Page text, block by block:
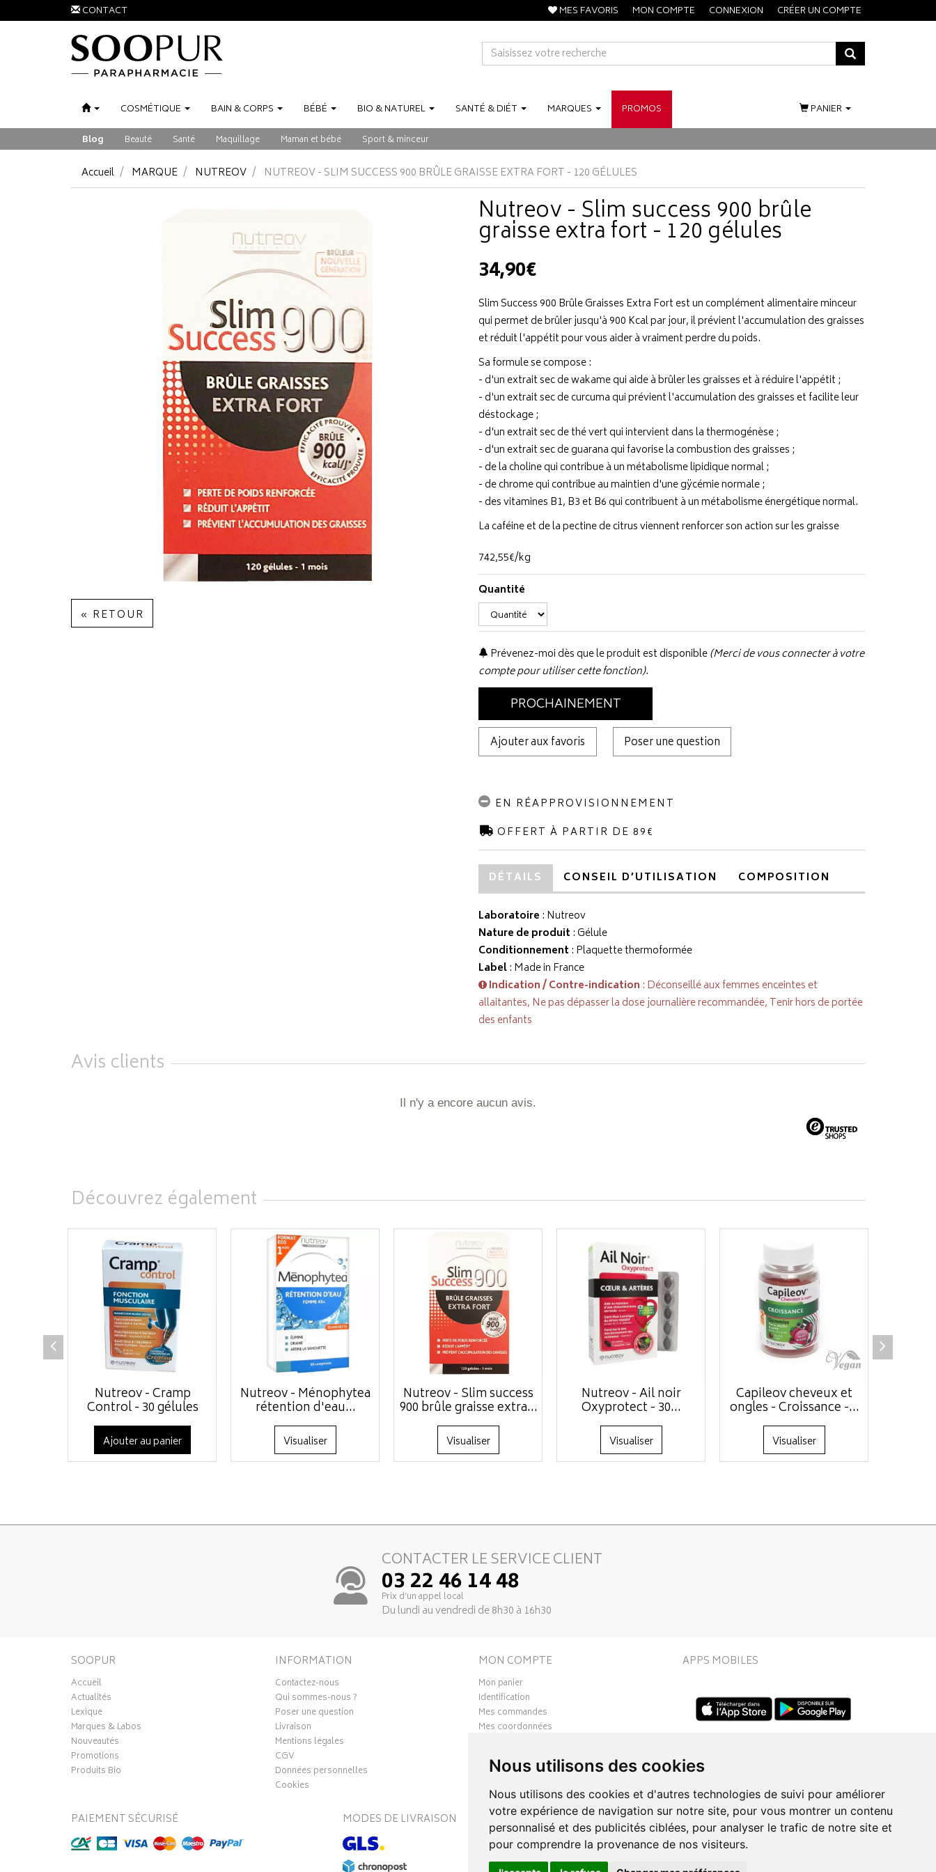
Nous utilisons des cookies
Nous utilisons des cookies et d'autres technologies de suivi pour améliorer
votre expérience de navigation sur notre site, pour vous montrer un contenu
personnalisé et des publicités ciblées, pour analyser le trafic de notre site et
pour comprendre la provenance de nos visiteurs.
CONTACT MES FAVORIS MON COMPTE CONNEXION CRÉER UN COMPTE
COSMÉTIQUE BAIN &CORPS BÉBÉ BIO &NATUREL SANTÉ &DIÉT MARQUES PROMOS
Blog Beauté Santé Maquillage Maman et bébé Sport & minceur
PANIER
Accueil MARQUE NUTREOV NUTREOV - SLIM SUCCESS 900 BRÛLE GRAISSE EXTRA FORT - 120 GÉLULES
« RETOUR
Nutreov - Slim success 900 brûle
graisse extra fort - 120 gélules
34,90€
Slim Success 900 Brûle Graisses Extra Fort est un complément alimentaire minceur
qui permet de brûler jusqu'à 900 Kcal par jour, il prévient l'accumulation des graisses
et réduit l'appétit pour vous aider à vraiment perdre du poids.
Sa formule se compose :
- d'un extrait sec de wakame qui aide à brûler les graisses et à réduire l'appétit ;
- d'un extrait sec de curcuma qui prévient l'accumulation des graisses et facilite leur
déstockage ;
- d'un extrait sec de thé vert qui intervient dans la thermogénèse ;
- d'un extrait sec de guarana qui favorise la combustion des graisses ;
- de la choline qui contribue à un métabolisme lipidique normal ;
- de chrome qui contribue au maintien d'une gÿcémie normale ;
- des vitamines B1, B3 et B6 qui contribuent à un métabolisme énergétique normal.
La caféine et de la pectine de citrus viennent renforcer son action sur les graisse
742,55€/kg
Quantité
Prévenez-moi dès que le produit est disponible(Merci de vous connecter à votre
compte pour utiliser cette fonction).
PROCHAINEMENT
Ajouter aux favoris Poser une question
EN RÉAPPROVISIONNEMENT
OFFERT À PARTIR DE 89€
DÉTAILS CONSEIL D’UTILISATION COMPOSITION
Laboratoire : Nutreov
Nature de produit : Gélule
Conditionnement : Plaquette thermoformée
Label: Made in France
Indication / Contre-indication : Déconseillé aux femmes enceintes et
allaitantes, Ne pas dépasser la dose journalière recommandée, Tenir hors de portée
des enfants
Avis clients
Il n'y a encore aucun avis.
Découvrez également
Nutreov - Cramp
Control - 30 gélules
Ajouter au panier
Nutreov - Ménophytea
rétention d'eau...
Visualiser
Nutreov - Slim success
900 brûle graisse extra...
Visualiser
Nutreov - Ail noir
Oxyprotect - 30...
Visualiser
Capileov cheveux et
ongles - Croissance -...
Visualiser
CONTACTER LE SERVICE CLIENT
03 22 46 14 48
Prix d’un appel local
Du lundi au vendredi de 8h30 à 16h30
SOOPUR
Accueil
Actualités
Lexique
Marques & Labos
Nouveautés
Promotions
Produits Bio
INFORMATION
Contactez-nous
Qui sommes-nous ?
Poser une question
Livraison
Mentions légales
CGV
Données personnelles
Cookies
MON COMPTE
Mon panier
Identification
Mes commandes
Mes coordonnées
Mes favoris
Mes préférences Cookies
APPS MOBILES
PAIEMENT SÉCURISÉ MODES DE LIVRAISON SUIVEZ-NOUS SUR